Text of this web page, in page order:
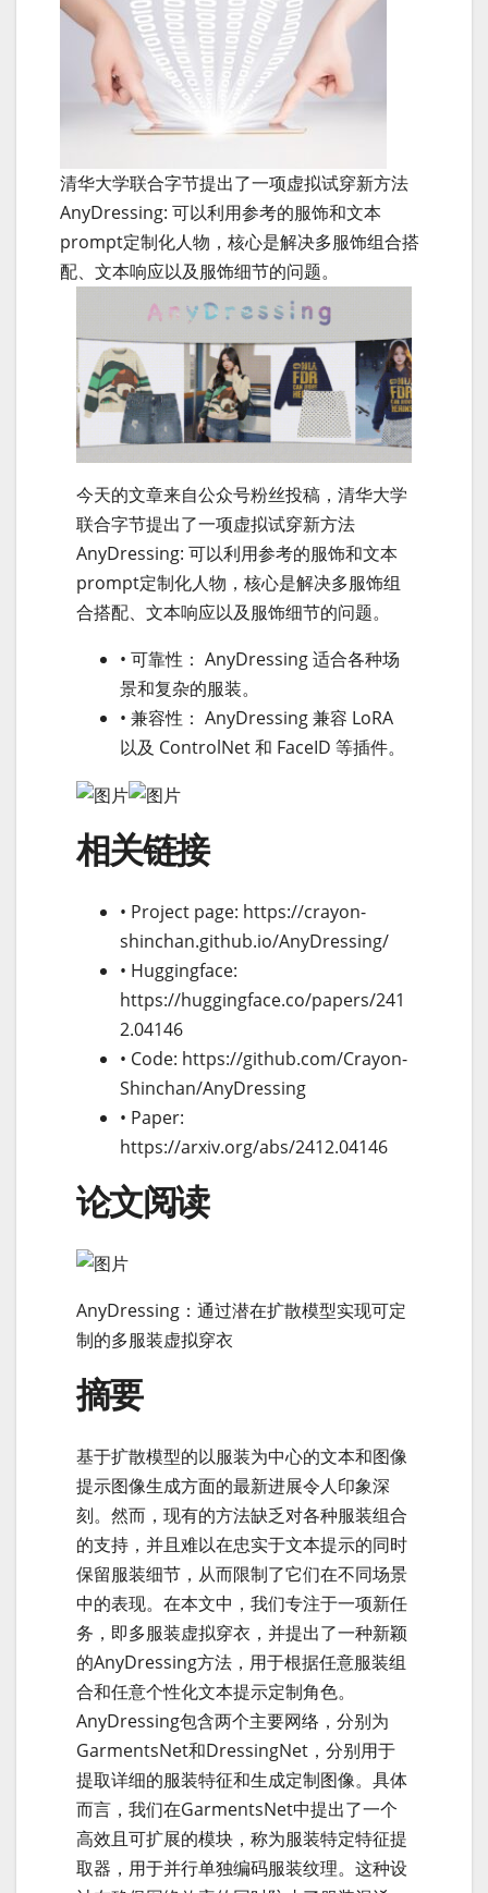
清华大学联合字节提出了一项虚拟试穿新方法
AnyDressing: 可以利用参考的服饰和文本
prompt定制化人物，核心是解决多服饰组合搭
配、文本响应以及服饰细节的问题。
今天的文章来自公众号粉丝投稿，清华大学
联合字节提出了一项虚拟试穿新方法
AnyDressing: 可以利用参考的服饰和文本
prompt定制化人物，核心是解决多服饰组
合搭配、文本响应以及服饰细节的问题。
• 可靠性： AnyDressing 适合各种场
景和复杂的服装。
• 兼容性： AnyDressing 兼容 LoRA
以及 ControlNet 和 FaceID 等插件。
相关链接
• Project page: https://crayon-
shinchan.github.io/AnyDressing/
• Huggingface:
https://huggingface.co/papers/241
2.04146
• Code: https://github.com/Crayon-
Shinchan/AnyDressing
• Paper:
https://arxiv.org/abs/2412.04146
论文阅读
AnyDressing：通过潜在扩散模型实现可定
制的多服装虚拟穿衣
摘要
基于扩散模型的以服装为中心的文本和图像
提示图像生成方面的最新进展令人印象深
刻。然而，现有的方法缺乏对各种服装组合
的支持，并且难以在忠实于文本提示的同时
保留服装细节，从而限制了它们在不同场景
中的表现。在本文中，我们专注于一项新任
务，即多服装虚拟穿衣，并提出了一种新颖
的AnyDressing方法，用于根据任意服装组
合和任意个性化文本提示定制角色。
AnyDressing包含两个主要网络，分别为
GarmentsNet和DressingNet，分别用于
提取详细的服装特征和生成定制图像。具体
而言，我们在GarmentsNet中提出了一个
高效且可扩展的模块，称为服装特定特征提
取器，用于并行单独编码服装纹理。这种设